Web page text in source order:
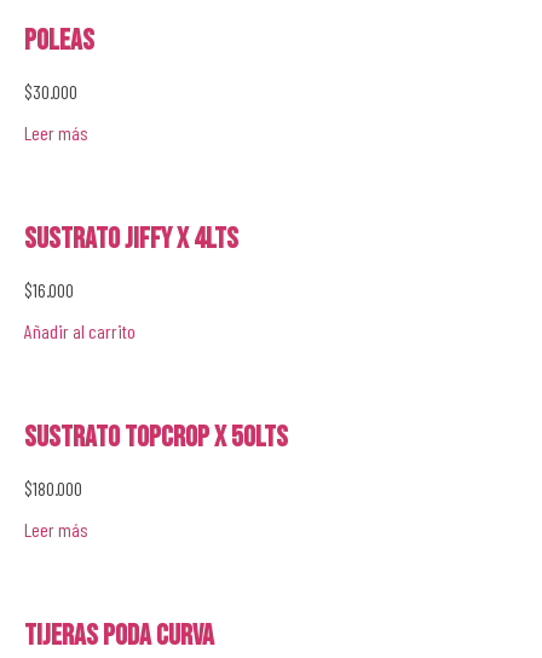
Poleas
$30.000
Leer más
Sustrato Jiffy x 4lts
$16.000
Añadir al carrito
Sustrato Topcrop x 50lts
$180.000
Leer más
Tijeras Poda Curva